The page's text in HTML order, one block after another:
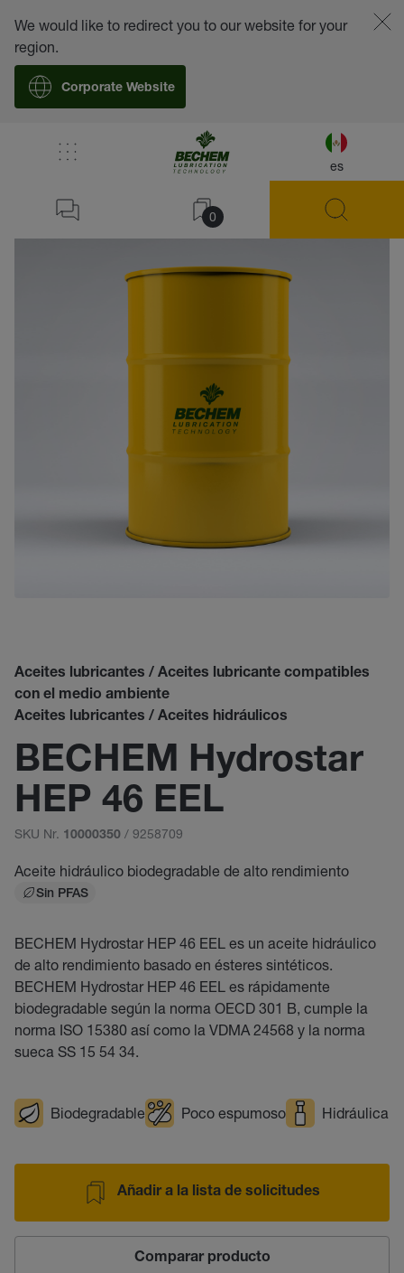
es
0
We would like to redirect you to our website for your
region.
Corporate Website
Aceites lubricantes / Aceites lubricante compatibles
con el medio ambiente
Aceites lubricantes / Aceites hidráulicos
BECHEM Hydrostar
HEP 46 EEL
SKU Nr. 10000350 / 9258709
Aceite hidráulico biodegradable de alto rendimiento
Sin PFAS
BECHEM Hydrostar HEP 46 EEL es un aceite hidráulico
de alto rendimiento basado en ésteres sintéticos.
BECHEM Hydrostar HEP 46 EEL es rápidamente
biodegradable según la norma OECD 301 B, cumple la
norma ISO 15380 así como la VDMA 24568 y la norma
sueca SS 15 54 34.
Biodegradable Poco espumoso Hidráulica
Añadir a la lista de solicitudes
Comparar producto